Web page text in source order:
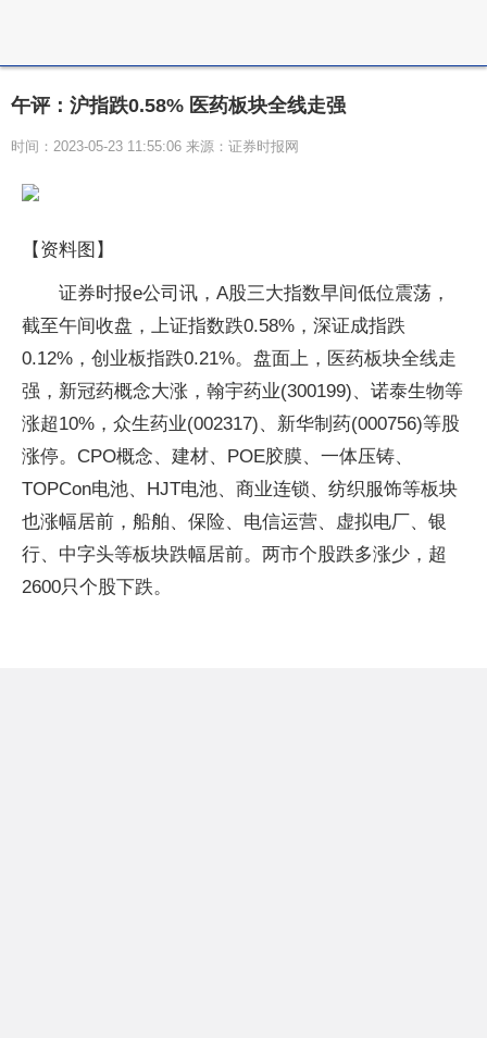
午评：沪指跌0.58% 医药板块全线走强
时间：2023-05-23 11:55:06 来源：证券时报网
【资料图】
证券时报e公司讯，A股三大指数早间低位震荡，
截至午间收盘，上证指数跌0.58%，深证成指跌
0.12%，创业板指跌0.21%。盘面上，医药板块全线走
强，新冠药概念大涨，翰宇药业(300199)、诺泰生物等
涨超10%，众生药业(002317)、新华制药(000756)等股
涨停。CPO概念、建材、POE胶膜、一体压铸、
TOPCon电池、HJT电池、商业连锁、纺织服饰等板块
也涨幅居前，船舶、保险、电信运营、虚拟电厂、银
行、中字头等板块跌幅居前。两市个股跌多涨少，超
2600只个股下跌。